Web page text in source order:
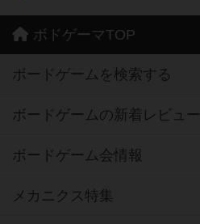
ボドゲーマTOP
ボードゲームを検索する
ボードゲームの新着レビュー
ボードゲーム会情報
メカニクス特集